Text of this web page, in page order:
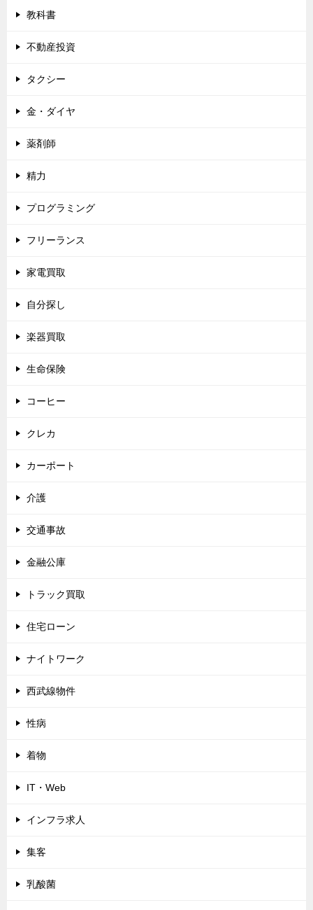
教科書
不動産投資
タクシー
金・ダイヤ
薬剤師
精力
プログラミング
フリーランス
家電買取
自分探し
楽器買取
生命保険
コーヒー
クレカ
カーポート
介護
交通事故
金融公庫
トラック買取
住宅ローン
ナイトワーク
西武線物件
性病
着物
IT・Web
インフラ求人
集客
乳酸菌